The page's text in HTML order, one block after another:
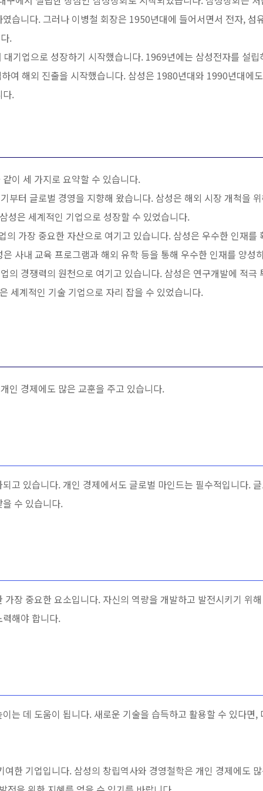
습니다. 그러나 이병철 회장은 1950년대에 들어서면서 전자, 섬
.
기업으로 성장하기 시작했습니다. 1969년에는 삼성전자를 설
여 해외 진출을 시작했습니다. 삼성은 1980년대와 1990년대에
다.
이 세 가지로 요약할 수 있습니다.
부터 글로벌 경영을 지향해 왔습니다. 삼성은 해외 시장 개척을
성은 세계적인 기업으로 성장할 수 있었습니다.
의 가장 중요한 자산으로 여기고 있습니다. 삼성은 우수한 인재를
사내 교육 프로그램과 해외 유학 등을 통해 우수한 인재를 양성
의 경쟁력의 원천으로 여기고 있습니다. 삼성은 연구개발에 적극
세계적인 기술 기업으로 자리 잡을 수 있었습니다.
인 경제에도 많은 교훈을 주고 있습니다.
고 있습니다. 개인 경제에서도 글로벌 마인드는 필수적입니다.
수 있습니다.
장 중요한 요소입니다. 자신의 역량을 개발하고 발전시키기 위
해야 합니다.
는 데 도움이 됩니다. 새로운 기술을 습득하고 활용할 수 있다면,
한 기업입니다. 삼성의 창립역사와 경영철학은 개인 경제에도